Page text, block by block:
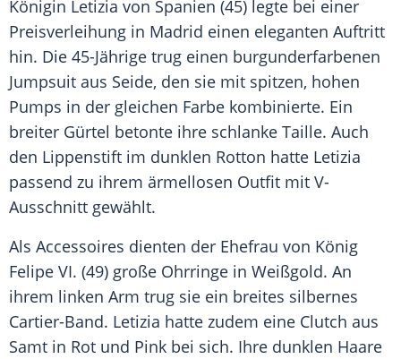
Königin Letizia von Spanien (45) legte bei einer
Preisverleihung in Madrid einen eleganten Auftritt
hin. Die 45-Jährige trug einen burgunderfarbenen
Jumpsuit aus Seide, den sie mit spitzen, hohen
Pumps in der gleichen Farbe kombinierte. Ein
breiter Gürtel betonte ihre schlanke Taille. Auch
den Lippenstift im dunklen Rotton hatte Letizia
passend zu ihrem ärmellosen Outfit mit V-
Ausschnitt gewählt.
Als Accessoires dienten der Ehefrau von König
Felipe VI. (49) große Ohrringe in Weißgold. An
ihrem linken Arm trug sie ein breites silbernes
Cartier-Band. Letizia hatte zudem eine Clutch aus
Samt in Rot und Pink bei sich. Ihre dunklen Haare